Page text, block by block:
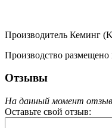
Производитель Кеминг
Производство размещено
Отзывы
На данный момент
Оставьте свой отзыв: